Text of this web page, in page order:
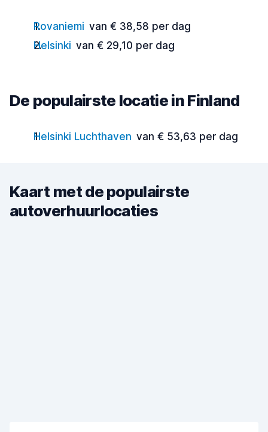
Rovaniemi van € 38,58 per dag
Helsinki van € 29,10 per dag
De populairste locatie in Finland
Helsinki Luchthaven van € 53,63 per dag
Kaart met de populairste
autoverhuurlocaties